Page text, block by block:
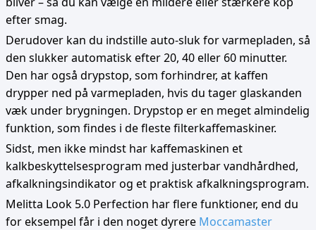
efter smag.
Derudover kan du indstille auto-sluk for varmepladen, så
den slukker automatisk efter 20, 40 eller 60 minutter.
Den har også drypstop, som forhindrer, at kaffen
drypper ned på varmepladen, hvis du tager glaskanden
væk under brygningen. Drypstop er en meget almindelig
funktion, som findes i de fleste filterkaffemaskiner.
Sidst, men ikke mindst har kaffemaskinen et
kalkbeskyttelsesprogram med justerbar vandhårdhed,
afkalkningsindikator og et praktisk afkalkningsprogram.
Melitta Look 5.0 Perfection har flere funktioner, end du
for eksempel får i den noget dyrere Moccamaster